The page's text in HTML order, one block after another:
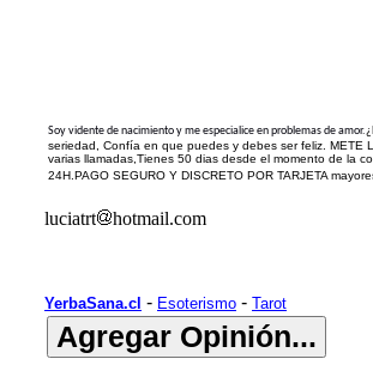
Soy vidente de nacimiento y me especialice en problemas de amor.
seriedad, Confía en que puedes y debes ser feliz. METE
varias llamadas,Tienes 50 dias desde el momento de la
24H.PAGO SEGURO Y DISCRETO POR TARJETA
luciatrt hotmail.com
YerbaSana.cl - Esoterismo - Tarot